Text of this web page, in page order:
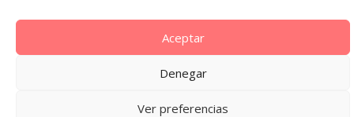
Aceptar
Denegar
Ver preferencias